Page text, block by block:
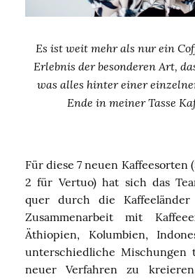
Es ist weit mehr als nur ein
Erlebnis der besonderen Art,
was alles hinter einer
Ende in meiner Tasse
Für diese 7 neuen Kaffeesorten
2 für Vertuo) hat sich das
quer durch die
Zusammenarbeit mit
Äthiopien, Kolumbien,
unterschiedliche Mischungen
neuer Verfahren zu